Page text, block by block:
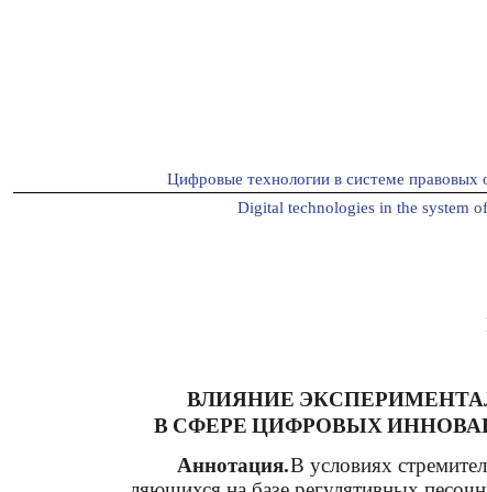
Цифровые технологии в системе
Digital technologies in the system
ВЛИЯНИЕ
В СФЕРЕ ЦИФРОВЫХ
Аннотация.В условиях